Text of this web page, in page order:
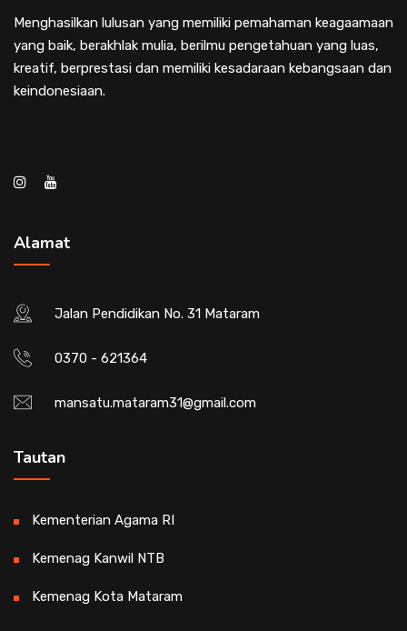
Menghasilkan lulusan yang memiliki pemahaman keagaamaan
yang baik, berakhlak mulia, berilmu pengetahuan yang luas,
kreatif, berprestasi dan memiliki kesadaraan kebangsaan dan
keindonesiaan.
Alamat
Jalan Pendidikan No. 31 Mataram
0370 - 621364
mansatu.mataram31@gmail.com
Tautan
Kementerian Agama RI
Kemenag Kanwil NTB
Kemenag Kota Mataram